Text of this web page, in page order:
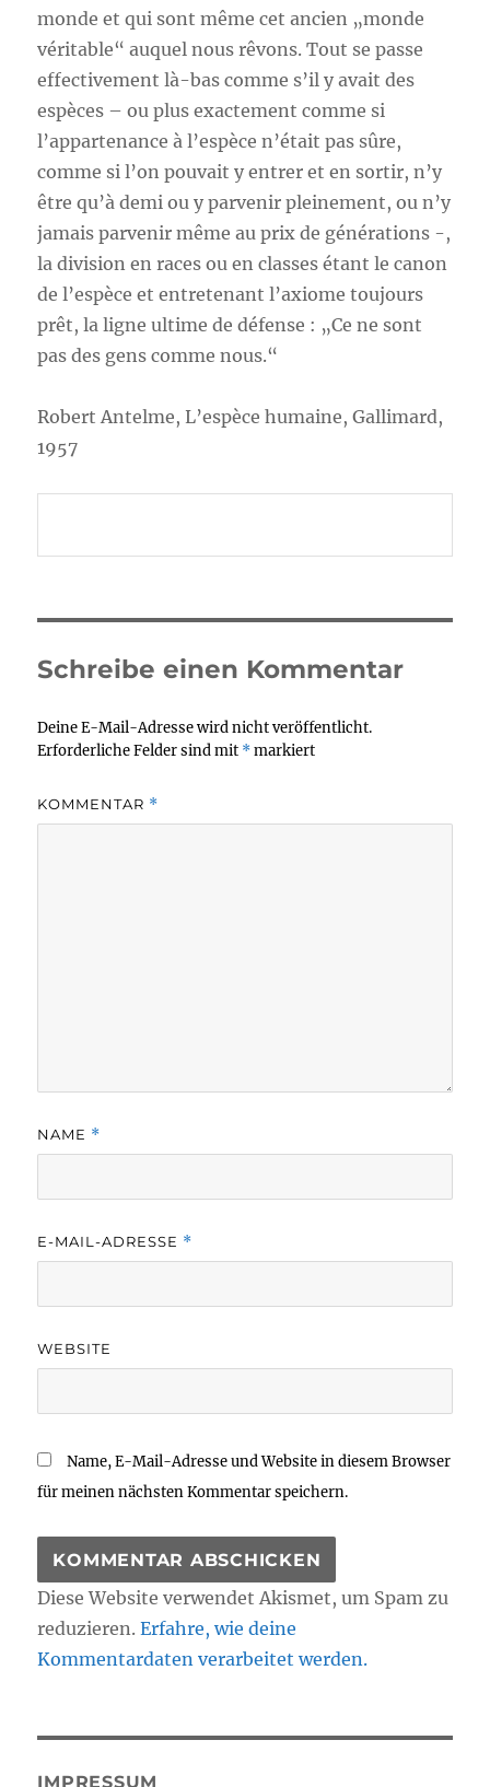
monde et qui sont même cet ancien „monde
véritable“ auquel nous rêvons. Tout se passe
effectivement là-bas comme s’il y avait des
espèces – ou plus exactement comme si
l’appartenance à l’espèce n’était pas sûre,
comme si l’on pouvait y entrer et en sortir, n’y
être qu’à demi ou y parvenir pleinement, ou n’y
jamais parvenir même au prix de générations -,
la division en races ou en classes étant le canon
de l’espèce et entretenant l’axiome toujours
prêt, la ligne ultime de défense : „Ce ne sont
pas des gens comme nous.“
Robert Antelme, L’espèce humaine, Gallimard,
1957
Schreibe einen Kommentar
Deine E-Mail-Adresse wird nicht veröffentlicht.
Erforderliche Felder sind mit *markiert
KOMMENTAR *
NAME *
E-MAIL-ADRESSE *
WEBSITE
Name, E-Mail-Adresse und Website in diesem Browser
für meinen nächsten Kommentar speichern.
Diese Website verwendet Akismet, um Spam zu
reduzieren.Erfahre, wie deine
Kommentardaten verarbeitet werden.
IMPRESSUM